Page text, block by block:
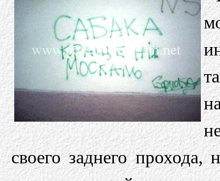
своего заднего прохода,